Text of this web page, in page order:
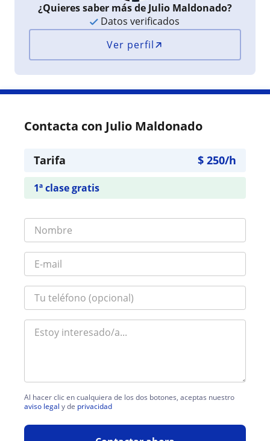
¿Quieres saber más de Julio Maldonado?
Datos verificados
Ver perfil
Contacta con Julio Maldonado
Tarifa $ 250/h
1ª clase gratis
Al hacer clic en cualquiera de los dos botones, aceptas nuestro
aviso legal y de privacidad